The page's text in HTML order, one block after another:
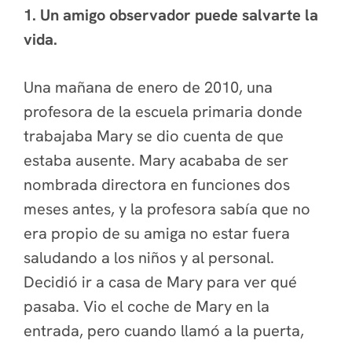
1. Un amigo observador puede salvarte la
vida.
Una mañana de enero de 2010, una
profesora de la escuela primaria donde
trabajaba Mary se dio cuenta de que
estaba ausente. Mary acababa de ser
nombrada directora en funciones dos
meses antes, y la profesora sabía que no
era propio de su amiga no estar fuera
saludando a los niños y al personal.
Decidió ir a casa de Mary para ver qué
pasaba. Vio el coche de Mary en la
entrada, pero cuando llamó a la puerta,